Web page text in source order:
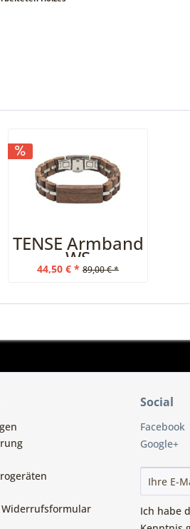
TENSE Armband
WS
44,50 € * 89,00 € *
Social
Facebook
Google+
Ich habe